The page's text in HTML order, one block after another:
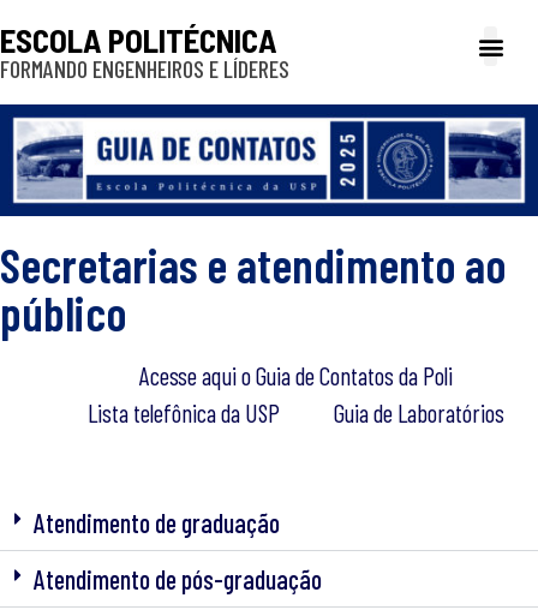
ESCOLA POLITÉCNICA
FORMANDO ENGENHEIROS E LÍDERES
Secretarias e atendimento ao
público
Acesse aqui o Guia de Contatos da Poli
Lista telefônica da USP
Guia de Laboratórios
Atendimento de graduação
Atendimento de pós-graduação